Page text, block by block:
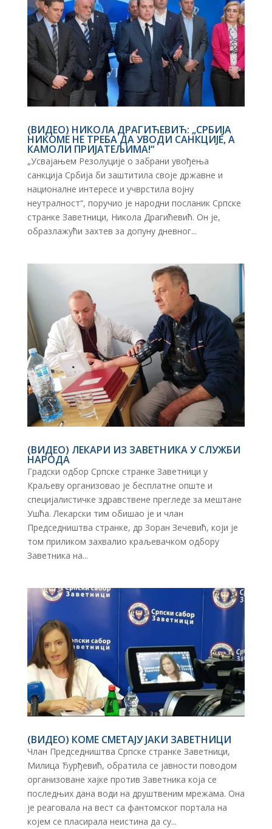
(ВИДЕО) НИКОЛА ДРАГИЋЕВИЋ: „СРБИЈА
НИКОМЕ НЕ ТРЕБА ДА УВОДИ САНКЦИЈЕ, А
КАМОЛИ ПРИЈАТЕЉИМА!“
„Усвајањем Резолуције о забрани увођења
санкција Србија би заштитила своје државне и
националне интересе и учврстила војну
неутралност“, поручио је народни посланик Српске
странке Заветници, Никола Драгићевић. Он је,
образлажући захтев за допуну дневног...
(ВИДЕО) ЛЕКАРИ ИЗ ЗАВЕТНИКА У СЛУЖБИ
НАРОДА
Градски одбор Српске странке Заветници у
Краљеву организовао је бесплатне опште и
специјалистичке здравствене прегледе за мештане
Ушћа. Лекарски тим обишао је и члан
Председништва странке, др Зоран Зечевић, који је
том приликом захвалио краљевачком одбору
Заветника на...
(ВИДЕО) КОМЕ СМЕТАЈУ ЈАКИ ЗАВЕТНИЦИ
Члан Председништва Српске странке Заветници,
Милица Ђурђевић, обратила се јавности поводом
организоване хајке против Заветника која се
последњих дана води на друштвеним мрежама. Она
је реаговала на вест са фантомског портала на
којем се пласирала неистина да су...